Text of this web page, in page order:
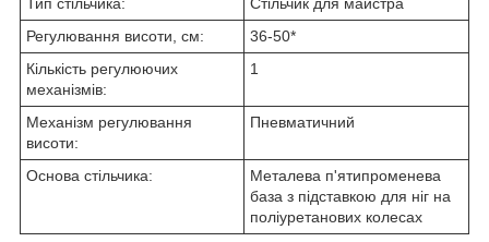
Регулювання висоти, см:
36-50*
Кількість регулюючих
механізмів:
1
Механізм регулювання
висоти:
Пневматичний
Основа стільчика:
Металева п'ятипроменева
база з підставкою для ніг на
поліуретанових колесах